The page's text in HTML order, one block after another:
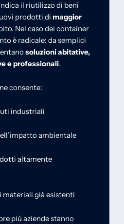
il riutilizzo di beni
prodotti di maggior
Nel caso dei container
è radicale: da semplici
soluzioni abitative,
e professionali.
consente:
industriali
ambientale
altamente
materiali già esistenti
più aziende stanno